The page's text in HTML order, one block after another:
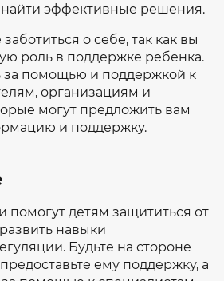
эффективные решения.
о себе, так как вы
роль в поддержке ребенка.
за помощью и поддержкой к
организациям и
могут предложить вам
и поддержку.
помогут детям защититься от
навыки
Будьте на стороне
ему поддержку, а